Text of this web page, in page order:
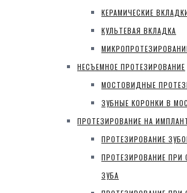
КЕРАМИЧЕСКИЕ
КУЛЬТЕВАЯ ВКЛАДКА
НЕСЪЕМНОЕ ПРОТЕЗИРОВАНИЕ
МОСТОВИДНЫЕ
ЗУБНЫЕ КОРОНКИ В
ПРОТЕЗИРОВАНИЕ НА
ПРОТЕЗИРОВАНИЕ
ПРОТЕЗИРОВАНИЕ ПРИ
ЗУБА